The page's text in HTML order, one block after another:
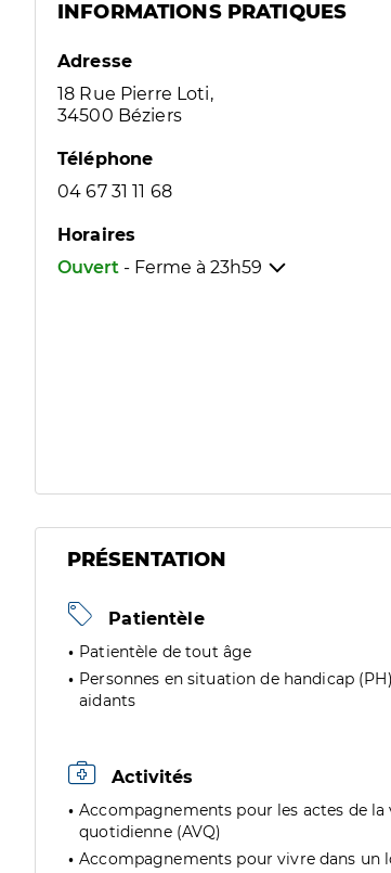
INFORMATIONS PRATIQUES
Adresse
18 Rue Pierre Loti,
34500 Béziers
Téléphone
04 67 31 11 68
Horaires
Ouvert - Ferme à 23h59
PRÉSENTATION
Patientèle
Patientèle de tout âge
Personnes en situation de handicap
aidants
Activités
Accompagnements pour les actes de la
quotidienne (AVQ)
Accompagnements pour vivre dans un